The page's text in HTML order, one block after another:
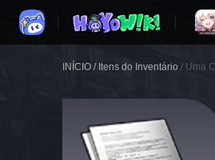
INÍCIO / Itens do Inventário / Uma